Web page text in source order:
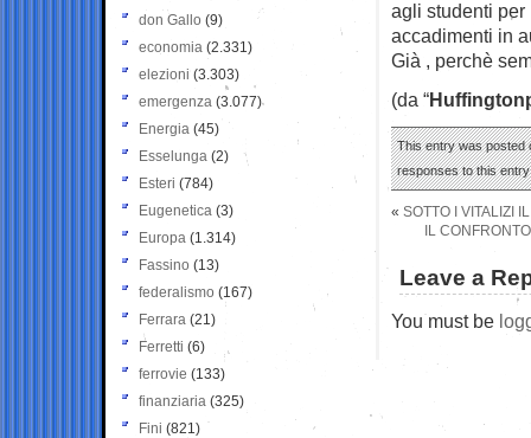
agli studenti
accadimenti in
Già , perchè
(da “
This entry was posted
responses to this
« SOTTO I VITALIZI
IL
Leave a
You must be
don Gallo (9)
economia (2.331)
elezioni (3.303)
emergenza (3.077)
Energia (45)
Esselunga (2)
Esteri (784)
Eugenetica (3)
Europa (1.314)
Fassino (13)
federalismo (167)
Ferrara (21)
Ferretti (6)
ferrovie (133)
finanziaria (325)
Fini (821)